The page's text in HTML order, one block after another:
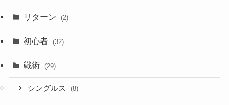
リターン (2)
初心者 (32)
戦術 (29)
シングルス (8)